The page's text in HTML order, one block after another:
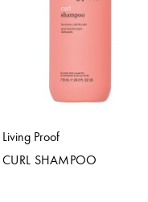
Living Proof
CURL SHAMPOO